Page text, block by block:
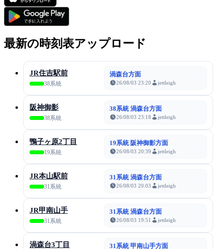
最新の時刻表アップロード
JR住吉駅前
38系統
渦森台方面
26/08/03 23:20 jettleigh
阪神御影
38系統
38系統 渦森台方面
26/08/03 23:18 jettleigh
鴨子ヶ原2丁目
19系統
19系統 阪神御影方面
26/08/03 20:39 jettleigh
JR本山駅前
31系統
31系統 渦森台方面
26/08/03 20:03 jettleigh
JR甲南山手
31系統
31系統 渦森台方面
26/08/03 19:51 jettleigh
渦森台3丁目 31系統 甲南山手方面